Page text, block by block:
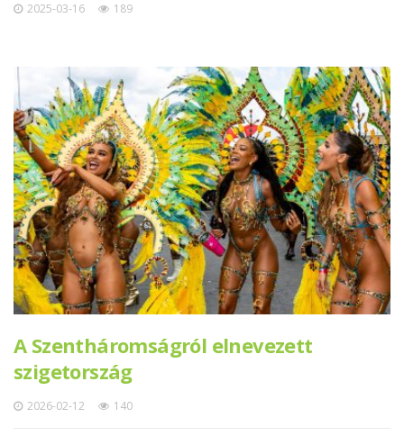
2025-03-16 189
A Szentháromságról elnevezett
szigetország
2026-02-12 140